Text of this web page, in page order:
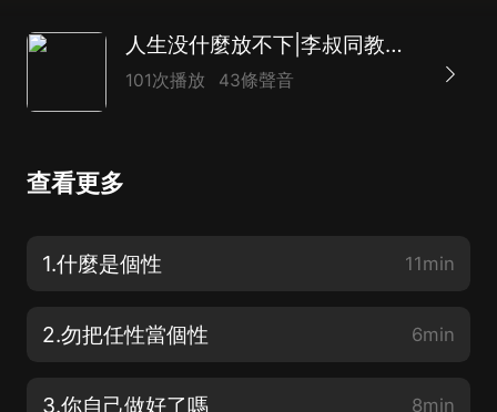
人生没什麼放不下|李叔同教你讀心悟道|淡定從容
101次播放 43條聲音
查看更多
1.什麼是個性 11min
2.勿把任性當個性 6min
3.你自己做好了嗎 8min